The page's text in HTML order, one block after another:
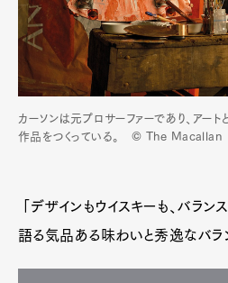
カーソンは元プロサーファーであり、アー
作品をつくっている。 © The Macallan
「デザインもウイスキーも、バラン
語る気品ある味わいと秀逸なバラ